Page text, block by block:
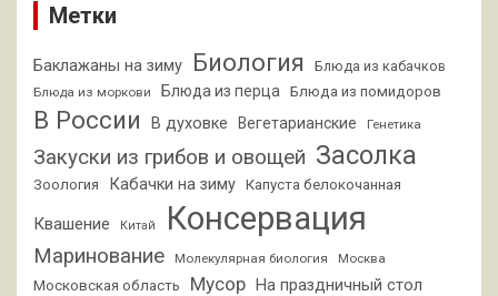
Метки
Баклажаны на зиму Биология Блюда из кабачков
Блюда из моркови Блюда из перца Блюда из помидоров
В России В духовке Вегетарианские Генетика
Закуски из грибов и овощей Засолка
Зоология Кабачки на зиму Капуста белокочанная
Квашение Китай Консервация
Маринование Молекулярная биология Москва
Московская область Мусор На праздничный стол